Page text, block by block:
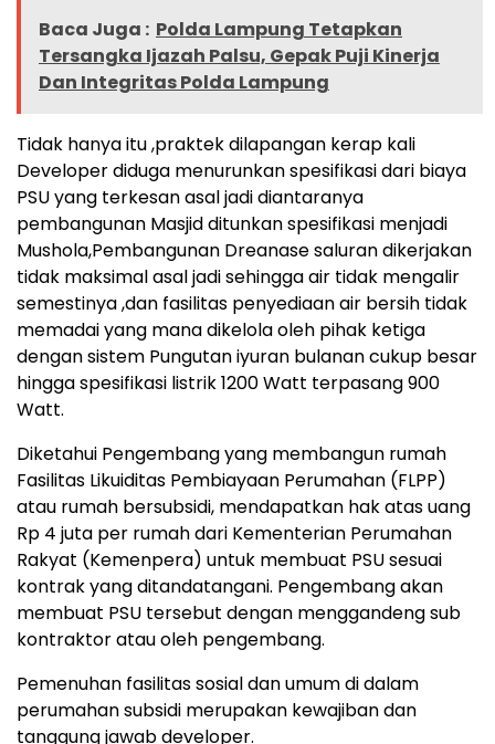
Baca Juga : Polda Lampung Tetapkan
Tersangka Ijazah Palsu, Gepak Puji Kinerja
Dan Integritas Polda Lampung
Tidak hanya itu ,praktek dilapangan kerap kali
Developer diduga menurunkan spesifikasi dari biaya
PSU yang terkesan asal jadi diantaranya
pembangunan Masjid ditunkan spesifikasi menjadi
Mushola,Pembangunan Dreanase saluran dikerjakan
tidak maksimal asal jadi sehingga air tidak mengalir
semestinya ,dan fasilitas penyediaan air bersih tidak
memadai yang mana dikelola oleh pihak ketiga
dengan sistem Pungutan iyuran bulanan cukup besar
hingga spesifikasi listrik 1200 Watt terpasang 900
Watt.
Diketahui Pengembang yang membangun rumah
Fasilitas Likuiditas Pembiayaan Perumahan (FLPP)
atau rumah bersubsidi, mendapatkan hak atas uang
Rp 4 juta per rumah dari Kementerian Perumahan
Rakyat (Kemenpera) untuk membuat PSU sesuai
kontrak yang ditandatangani. Pengembang akan
membuat PSU tersebut dengan menggandeng sub
kontraktor atau oleh pengembang.
Pemenuhan fasilitas sosial dan umum di dalam
perumahan subsidi merupakan kewajiban dan
tanggung jawab developer.